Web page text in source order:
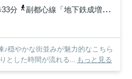
分
副都心線「地下鉄成増」駅 徒歩33分
穏やかな街並みが魅力的なこちら
とした時間が流れる... もっと見る